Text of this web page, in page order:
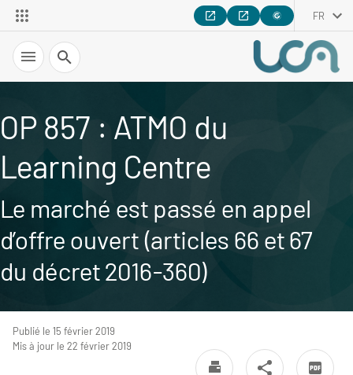
FR
Recherche
OP 857 : ATMO du
Learning Centre
Le marché est passé en appel
d’offre ouvert (articles 66 et 67
du décret 2016-360)
Publié le 15 février 2019
Mis à jour le 22 février 2019